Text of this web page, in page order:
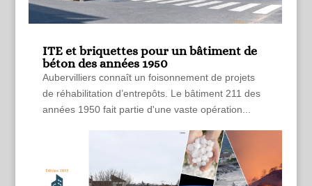
ITE et briquettes pour un bâtiment de
béton des années 1950
Aubervilliers connaît un foisonnement de projets
de réhabilitation d’entrepôts. Le bâtiment 211 des
années 1950 fait partie d'une vaste opération...